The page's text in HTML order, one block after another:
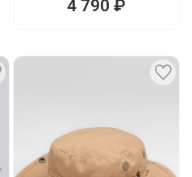
4 790 ₽